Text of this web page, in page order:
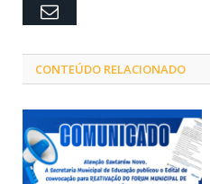
Email
CONTEÚDO RELACIONADO